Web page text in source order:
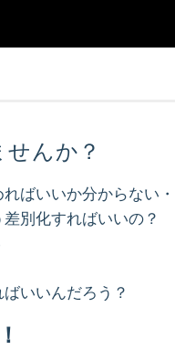
んか？
ばいいか分からない・
別化すればいいの？
いいんだろう？